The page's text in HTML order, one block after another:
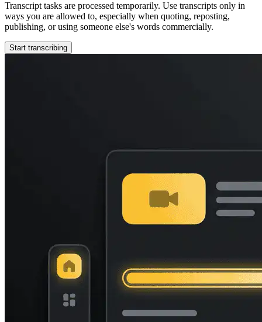
Transcript tasks are processed temporarily. Use transcripts only in
ways you are allowed to, especially when quoting, reposting,
publishing, or using someone else's words commercially.
Start transcribing